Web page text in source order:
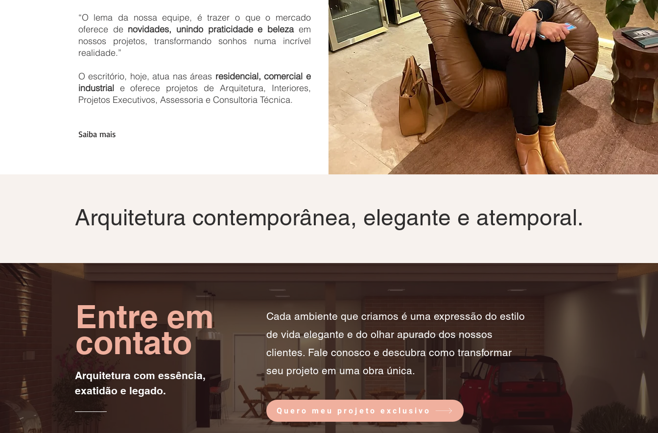
“O lema da nossa equipe, é trazer o que o mercado
oferece de novidades, unindo praticidade e belezaem
nossos projetos, transformando sonhos numa incrível
realidade.”
O escritório, hoje, atua nas áreas residencial, comercial e
industrial e oferece projetos de Arquitetura, Interiores,
Projetos Executivos, Assessoria e Consultoria Técnica.
Saiba mais
Arquitetura contemporânea, elegante e atemporal.
Entre em
contato
Arquitetura com essência,
exatidão e legado.
Cada ambiente que criamos é uma expressão do estilo
de vida elegante e do olhar apurado dos nossos
clientes. Fale conosco e descubra como transformar
seu projeto em uma obra única.
Quero meu projeto exclusivo